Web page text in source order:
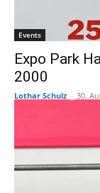
Events
Expo Park
2000
Lothar Schulz - 30.